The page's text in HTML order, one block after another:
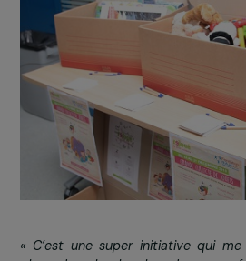
de jouets collectés
A l’occasion du Marché de
du groupe RAJA, des bacs
pour permettre aux
déposer leurs jouets inutilisés.